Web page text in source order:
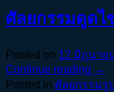
ศัลยกรรมดูดไ
Posted on 12 มิถุนาย
Continue reading →
Posted in ศัลยกรรมรู